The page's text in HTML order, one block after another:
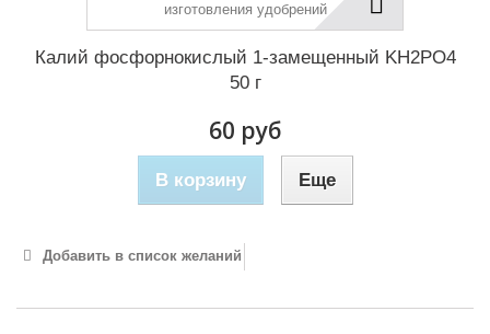
Калий фосфорнокислый 1-замещенный KH2PO4
50 г
60 руб
В корзину Еще
Добавить в список желаний